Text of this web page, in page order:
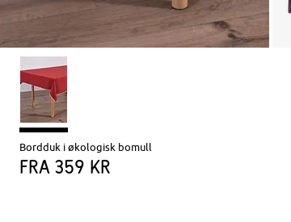
Bordduk i økologisk bomull
fra 359 kr